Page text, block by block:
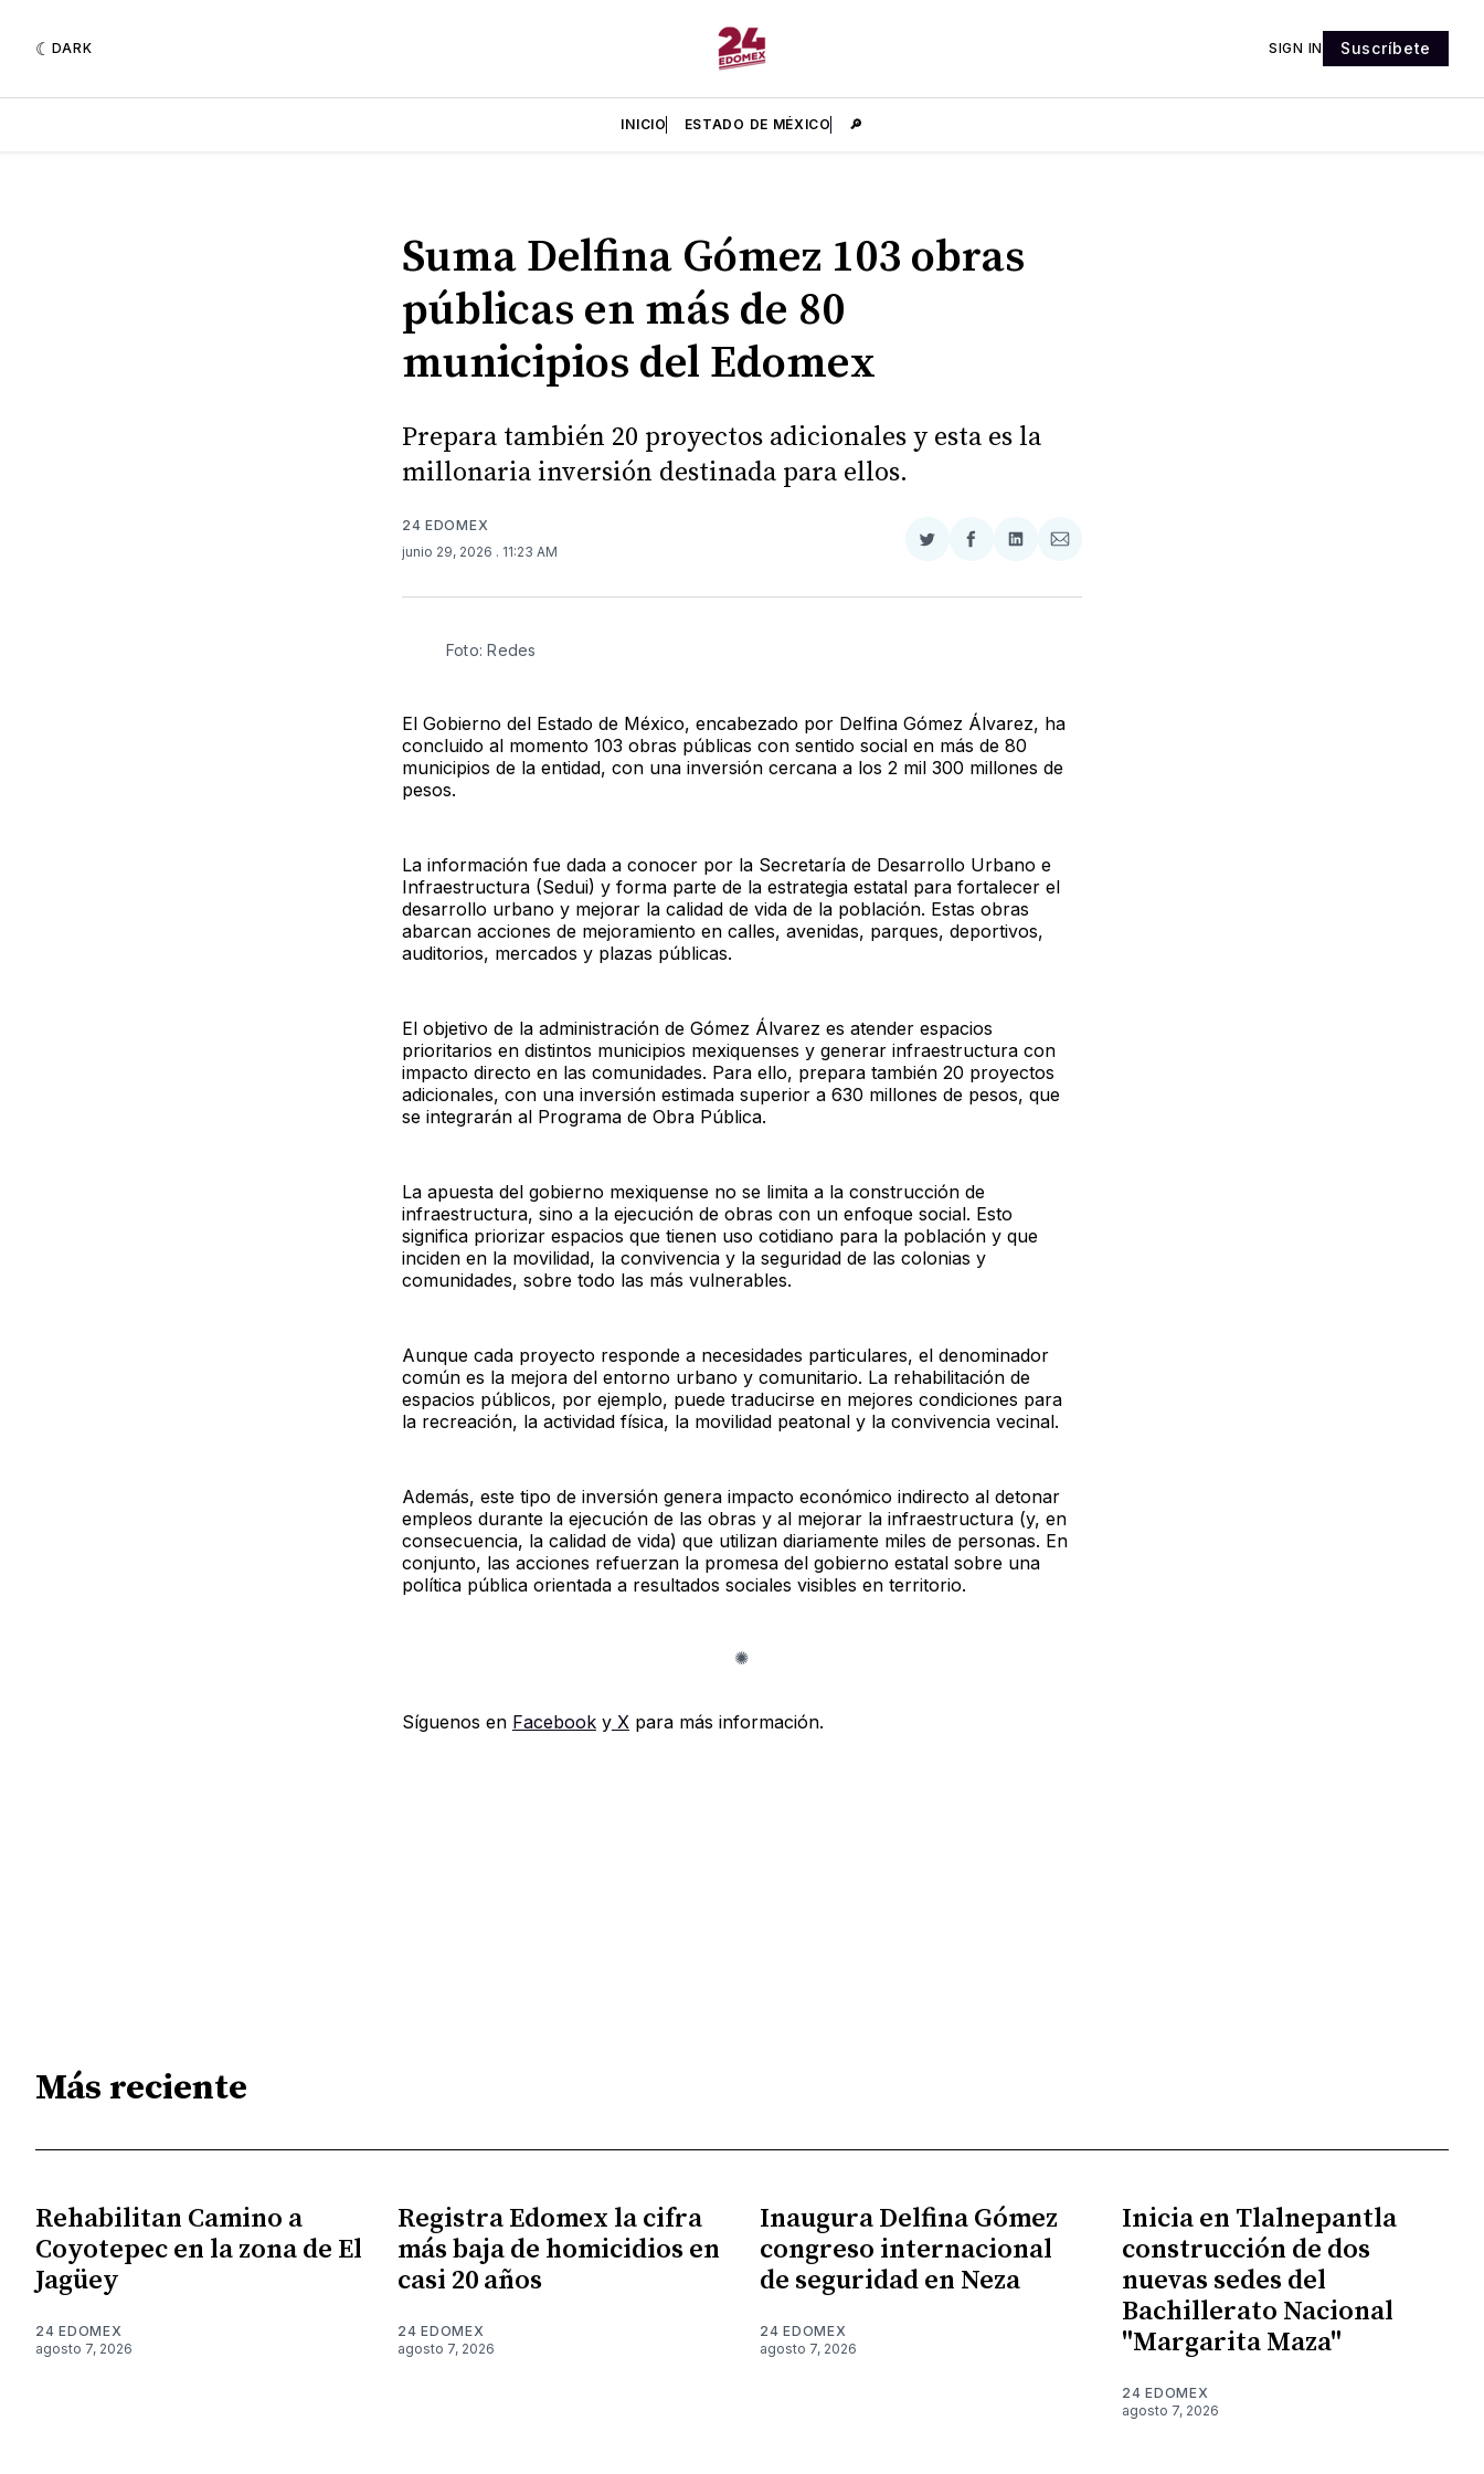
DARK SIGN IN Suscríbete
INICIO ESTADO DE MÉXICO 🔎
Suma Delfina Gómez 103 obras
públicas en más de 80
municipios del Edomex
Prepara también 20 proyectos adicionales y esta es la
millonaria inversión destinada para ellos.
24 EDOMEX
junio 29, 2026 . 11:23 AM
Compartir
Twitter
Compartir
Facebook
Compartir
LinkedIn
Compartir
Email
Foto: Redes
El Gobierno del Estado de México, encabezado por Delfina Gómez Álvarez, ha
concluido al momento 103 obras públicas con sentido social en más de 80
municipios de la entidad, con una inversión cercana a los 2 mil 300 millones de
pesos.
La información fue dada a conocer por la Secretaría de Desarrollo Urbano e
Infraestructura (Sedui) y forma parte de la estrategia estatal para fortalecer el
desarrollo urbano y mejorar la calidad de vida de la población. Estas obras
abarcan acciones de mejoramiento en calles, avenidas, parques, deportivos,
auditorios, mercados y plazas públicas.
El objetivo de la administración de Gómez Álvarez es atender espacios
prioritarios en distintos municipios mexiquenses y generar infraestructura con
impacto directo en las comunidades. Para ello, prepara también 20 proyectos
adicionales, con una inversión estimada superior a 630 millones de pesos, que
se integrarán al Programa de Obra Pública.
La apuesta del gobierno mexiquense no se limita a la construcción de
infraestructura, sino a la ejecución de obras con un enfoque social. Esto
significa priorizar espacios que tienen uso cotidiano para la población y que
inciden en la movilidad, la convivencia y la seguridad de las colonias y
comunidades, sobre todo las más vulnerables.
Aunque cada proyecto responde a necesidades particulares, el denominador
común es la mejora del entorno urbano y comunitario. La rehabilitación de
espacios públicos, por ejemplo, puede traducirse en mejores condiciones para
la recreación, la actividad física, la movilidad peatonal y la convivencia vecinal.
Además, este tipo de inversión genera impacto económico indirecto al detonar
empleos durante la ejecución de las obras y al mejorar la infraestructura (y, en
consecuencia, la calidad de vida) que utilizan diariamente miles de personas. En
conjunto, las acciones refuerzan la promesa del gobierno estatal sobre una
política pública orientada a resultados sociales visibles en territorio.
Síguenos en FacebookyX para más información.
Más reciente
Rehabilitan Camino a
Coyotepec en la zona de El
Jagüey
24 EDOMEX
agosto 7, 2026
Registra Edomex la cifra
más baja de homicidios en
casi 20 años
24 EDOMEX
agosto 7, 2026
Inaugura Delfina Gómez
congreso internacional
de seguridad en Neza
24 EDOMEX
agosto 7, 2026
Inicia en Tlalnepantla
construcción de dos
nuevas sedes del
Bachillerato Nacional
"Margarita Maza"
24 EDOMEX
agosto 7, 2026